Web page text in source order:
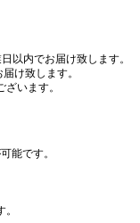
以内でお届け致します。
け致します。
います。
能です。